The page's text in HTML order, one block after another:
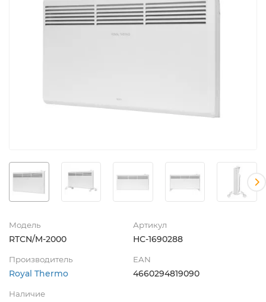
Модель
RTCN/M-2000
Артикул
НС-1690288
Производитель
Royal Thermo
EAN
4660294819090
Наличие